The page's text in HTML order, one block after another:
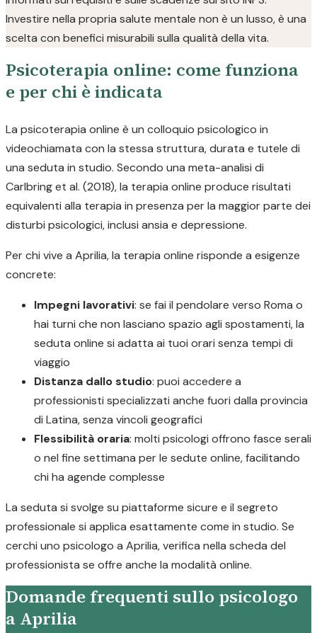
Investire nella propria salute mentale non è un lusso, è una
scelta con benefici misurabili sulla qualità della vita.
Psicoterapia online: come funziona
e per chi è indicata
La psicoterapia online è un colloquio psicologico in
videochiamata con la stessa struttura, durata e tutele di
una seduta in studio. Secondo una meta-analisi di
Carlbring et al. (2018), la terapia online produce risultati
equivalenti alla terapia in presenza per la maggior parte dei
disturbi psicologici, inclusi ansia e depressione.
Per chi vive a Aprilia, la terapia online risponde a esigenze
concrete:
Impegni lavorativi: se fai il pendolare verso Roma o
hai turni che non lasciano spazio agli spostamenti, la
seduta online si adatta ai tuoi orari senza tempi di
viaggio
Distanza dallo studio: puoi accedere a
professionisti specializzati anche fuori dalla provincia
di Latina, senza vincoli geografici
Flessibilità oraria: molti psicologi offrono fasce serali
o nel fine settimana per le sedute online, facilitando
chi ha agende complesse
La seduta si svolge su piattaforme sicure e il segreto
professionale si applica esattamente come in studio. Se
cerchi uno psicologo a Aprilia, verifica nella scheda del
professionista se offre anche la modalità online.
Domande frequenti sullo psicologo
a Aprilia